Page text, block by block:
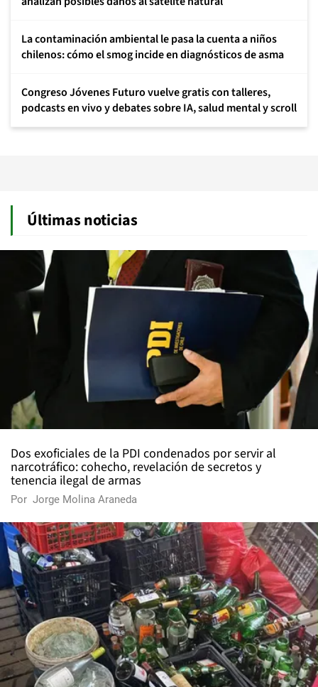
La contaminación ambiental le pasa la cuenta a niños
chilenos: cómo el smog incide en diagnósticos de asma
Congreso Jóvenes Futuro vuelve gratis con talleres,
podcasts en vivo y debates sobre IA, salud mental y scroll
Últimas noticias
Dos exoficiales de la PDI condenados por servir al
narcotráfico: cohecho, revelación de secretos y
tenencia ilegal de armas
Por Jorge Molina Araneda